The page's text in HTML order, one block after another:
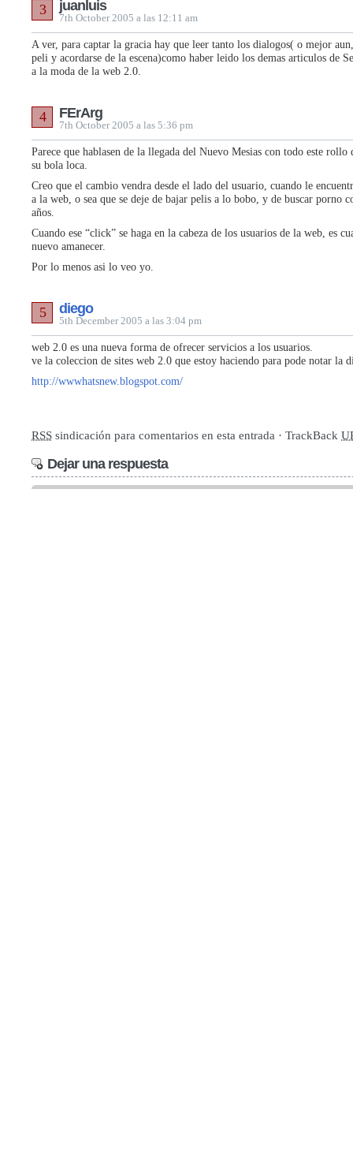
juanluis
7th October 2005 a las 12:11 am
3
A ver, para captar la gracia hay que leer tanto los dialogos( o mejor
peli y acordarse de la escena)como haber leido los demas articulos de
a la moda de la web 2.0.
FErArg
7th October 2005 a las 5:36 pm
4
Parece que hablasen de la llegada del Nuevo Mesias con todo este rollo
su bola loca.
Creo que el cambio vendra desde el lado del usuario, cuando le
a la web, o sea que se deje de bajar pelis a lo bobo, y de buscar porno
años.
Cuando ese “click” se haga en la cabeza de los usuarios de la web, es
nuevo amanecer.
Por lo menos asi lo veo yo.
diego
5th December 2005 a las 3:04 pm
5
web 2.0 es una nueva forma de ofrecer servicios a los usuarios.
ve la coleccion de sites web 2.0 que estoy haciendo para pode notar la
http://wwwhatsnew.blogspot.com/
RSS sindicación para comentarios en esta entrada · TrackBack
Dejar una respuesta